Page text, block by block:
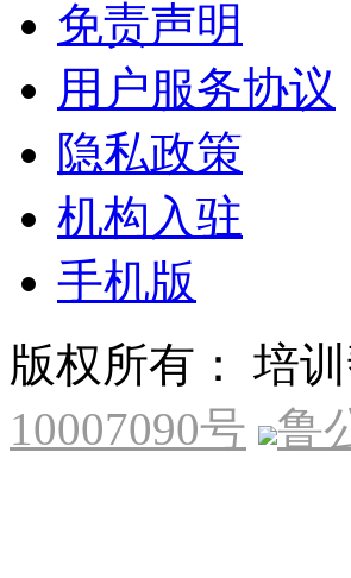
免责声明
用户服务协议
隐私政策
机构入驻
手机版
版权所有： 培
10007090号
鲁